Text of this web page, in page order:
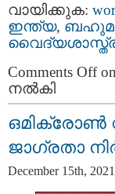
വായിക്കുക:
ഇന്ത്യ,
Comments Off
നല്‍കി
ഒമിക്രോൺ
ജാഗ്രതാ
December 15th, 2021